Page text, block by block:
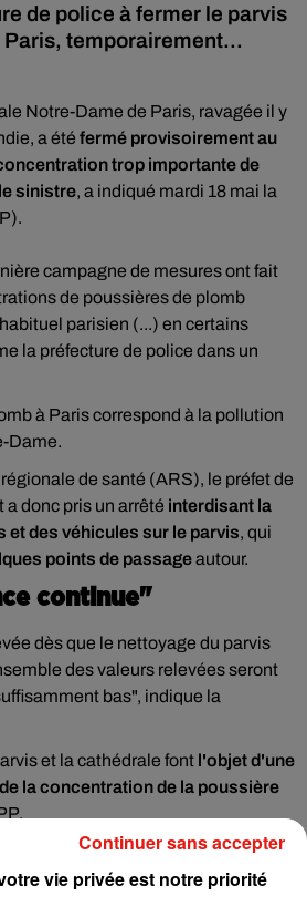
de police à fermer le parvis
Paris, temporairement...
Notre-Dame de Paris, ravagée il y
a été fermé provisoirement au
trop importante de
sinistre, a indiqué mardi 18 mai la
campagne de mesures ont fait
de poussières de plomb
parisien (...) en certains
la préfecture de police dans un
à Paris correspond à la pollution
Dame.
de santé (ARS), le préfet de
donc pris un arrêté interdisant la
des véhicules sur le parvis, qui
points de passageautour.
continue"
dès que le nettoyage du parvis
des valeurs relevées seront
bas", indique la
et la cathédrale font l'objet d'une
la concentration de la poussière
fondre plusieurs centaines de
dans la charpente du
travaux de dépollution avaient été
vie privée est notre priorité
Continuer sans accepter